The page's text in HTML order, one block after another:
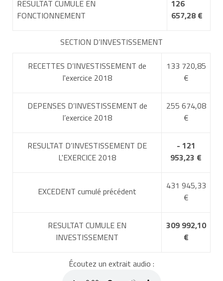
RESULTAT CUMULE EN
FONCTIONNEMENT
126
657,28 €
SECTION D’INVESTISSEMENT
RECETTES D’INVESTISSEMENT de
l'exercice 2018
133 720,85
€
DEPENSES D’INVESTISSEMENT de
l’exercice 2018
255 674,08
€
RESULTAT D’INVESTISSEMENT DE
L'EXERCICE 2018
- 121
953,23 €
EXCEDENT cumulé précédent
431 945,33
€
RESULTAT CUMULE EN
INVESTISSEMENT
309 992,10
€
Écoutez un extrait audio :